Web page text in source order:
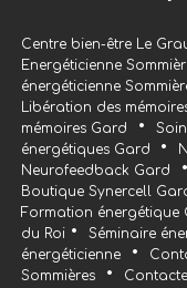
Centre bien-être Le
Energéticienne
énergéticienne
Libération des
mémoires Gard
•
énergétiques Gard
•
Neurofeedback Gard
Boutique Synercell
Formation énergétique
du Roi• Séminaire
énergéticienne•
Sommières•